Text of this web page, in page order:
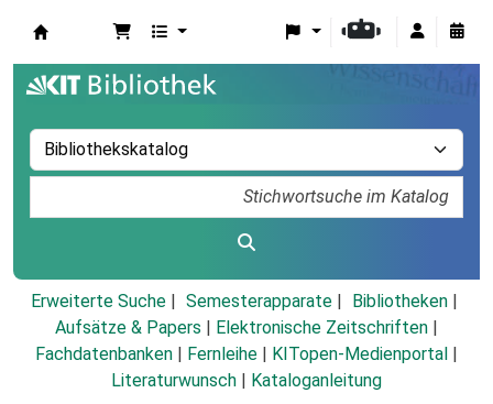
Erweiterte Suche Semesterapparate
Bibliotheken
Aufsätze & Papers
Elektronische Zeitschriften
Fachdatenbanken
Fernleihe KITopen-Medienportal
Literaturwunsch
Kataloganleitung